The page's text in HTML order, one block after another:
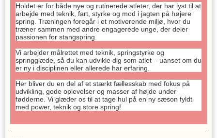
Holdet er for både nye og rutinerede atleter, der har lyst til at
arbejde med teknik, fart, styrke og mod i jagten på højere
spring. Træningen foregår i et motiverende miljø, hvor du
træner sammen med andre engagerede unge, der deler
passionen for stangspring.
Vi arbejder målrettet med teknik, springstyrke og
springglæde, så du kan udvikle dig som atlet – uanset om du
er ny i disciplinen eller allerede har erfaring.
Her bliver du en del af et stærkt fællesskab med fokus på
udvikling, gode oplevelser og masser af højde under
fødderne. Vi glæder os til at tage hul på en ny sæson fyldt
med power, teknik og store spring!